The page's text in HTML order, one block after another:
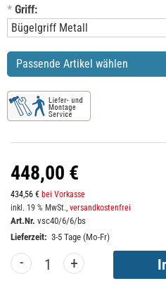
* Griff:
Passende Artikel wählen
448,00 €
434,56 € bei Vorkasse
inkl. 19 % MwSt., versandkostenfrei
Art.Nr. vsc40/6/6/bs
Lieferzeit: 3-5 Tage (Mo-Fr)
- +